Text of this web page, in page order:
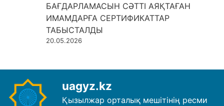
БАҒДАРЛАМАСЫН СӘТТІ АЯҚТАҒАН
ИМАМДАРҒА СЕРТИФИКАТТАР
ТАБЫСТАЛДЫ
20.05.2026
uagyz.kz
Қызылжар орталық мешітінің ресми